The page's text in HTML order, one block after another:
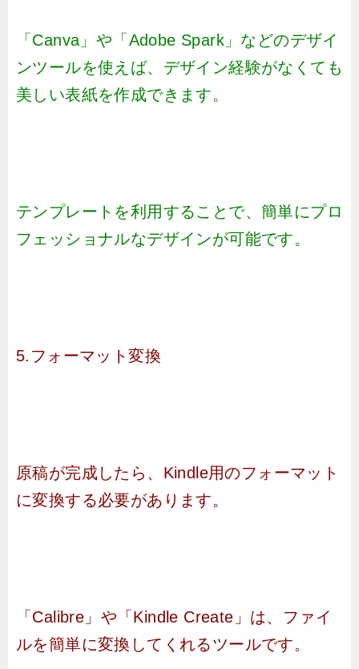
「Canva」や「Adobe Spark」などのデザイ
ンツールを使えば、デザイン経験がなくても
美しい表紙を作成できます。
テンプレートを利用することで、簡単にプロ
フェッショナルなデザインが可能です。
5.フォーマット変換
原稿が完成したら、Kindle用のフォーマット
に変換する必要があります。
「Calibre」や「Kindle Create」は、ファイ
ルを簡単に変換してくれるツールです。